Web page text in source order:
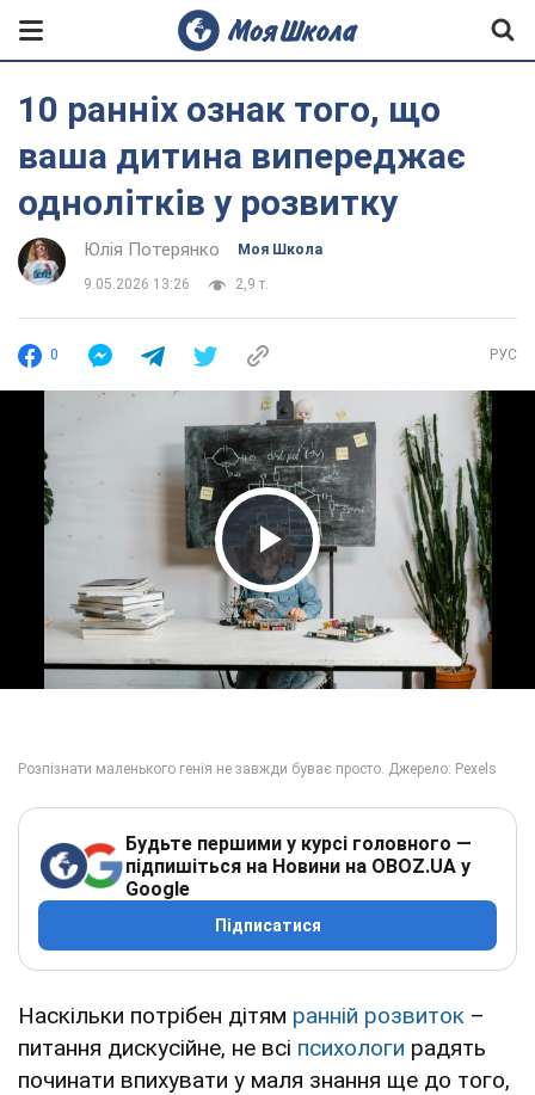
10 ранніх ознак того, що
ваша дитина випереджає
однолітків у розвитку
Юлія Потерянко Моя Школа
9.05.2026 13:26 2,9 т.
0 РУС
Play Video
Будьте першими у курсі головного —
підпишіться на Новини на OBOZ.UA у
Google
Підписатися
Наскільки потрібен дітям ранній розвиток –
питання дискусійне, не всі психологи радять
починати впихувати у маля знання ще до того,